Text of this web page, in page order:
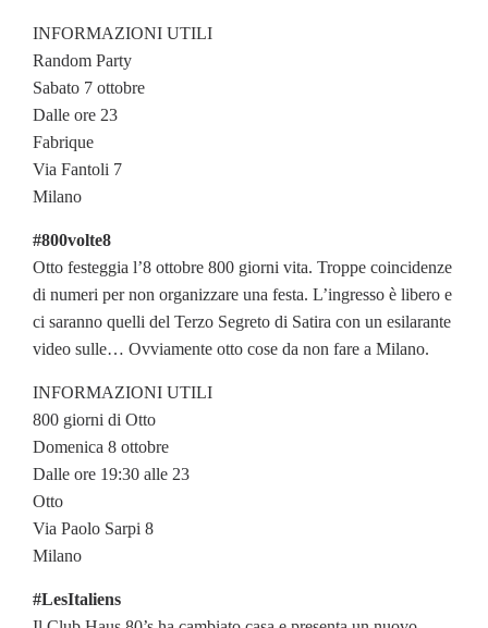
INFORMAZIONI UTILI
Random Party
Sabato 7 ottobre
Dalle ore 23
Fabrique
Via Fantoli 7
Milano
#800volte8
Otto festeggia l’8 ottobre 800 giorni vita. Troppe coincidenze
di numeri per non organizzare una festa. L’ingresso è libero e
ci saranno quelli del Terzo Segreto di Satira con un esilarante
video sulle… Ovviamente otto cose da non fare a Milano.
INFORMAZIONI UTILI
800 giorni di Otto
Domenica 8 ottobre
Dalle ore 19:30 alle 23
Otto
Via Paolo Sarpi 8
Milano
#LesItaliens